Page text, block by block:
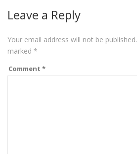
Leave a Reply
Your email address will not be published.
marked *
Comment *